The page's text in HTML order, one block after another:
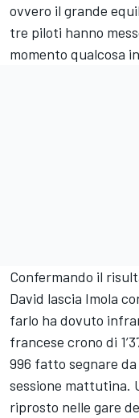
ovvero il grande
tre piloti hanno
momento qualcosa
Confermando il
David lascia Imola
farlo ha dovuto
francese crono di
996 fatto segnare da
sessione mattutina.
riprosto nelle gare